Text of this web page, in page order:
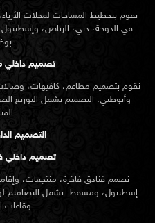
نقوم بتخطيط المساحات لمحلات
في الدوحة، دبي، الرياض، وإسطنبول.
بوضوح.
تصميم داخلي
نقوم بتصميم مطاعم، كافيهات،
وأبوظبي. التصميم يشمل التوزيع
المناطق.
التصميم
تصميم داخلي
نصمم فنادق فاخرة، منتجعات،
إسطنبول، ومسقط. تشمل التصاميم
وقاعات المناسبات.